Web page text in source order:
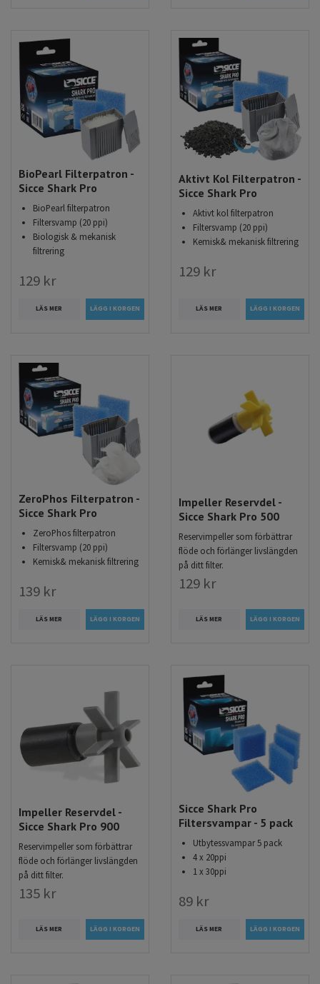
BioPearl Filterpatron -
Sicce Shark Pro
BioPearl filterpatron
Filtersvamp (20 ppi)
Biologisk & mekanisk
filtrering
129 kr
LÄS MER
Aktivt Kol Filterpatron -
Sicce Shark Pro
Aktivt kol filterpatron
Filtersvamp (20 ppi)
Kemisk& mekanisk filtrering
129 kr
LÄS MER
ZeroPhos Filterpatron -
Sicce Shark Pro
ZeroPhos filterpatron
Filtersvamp (20 ppi)
Kemisk& mekanisk filtrering
139 kr
LÄS MER
Impeller Reservdel -
Sicce Shark Pro 500
Reservimpeller som förbättrar
flöde och förlänger livslängden
på ditt filter.
129 kr
LÄS MER
Impeller Reservdel -
Sicce Shark Pro 900
Reservimpeller som förbättrar
flöde och förlänger livslängden
på ditt filter.
135 kr
LÄS MER
Sicce Shark Pro
Filtersvampar - 5 pack
Utbytessvampar 5 pack
4 x 20ppi
1 x 30ppi
89 kr
LÄS MER